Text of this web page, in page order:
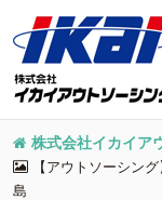
株式会社イカイア
【アウトソーシン
島